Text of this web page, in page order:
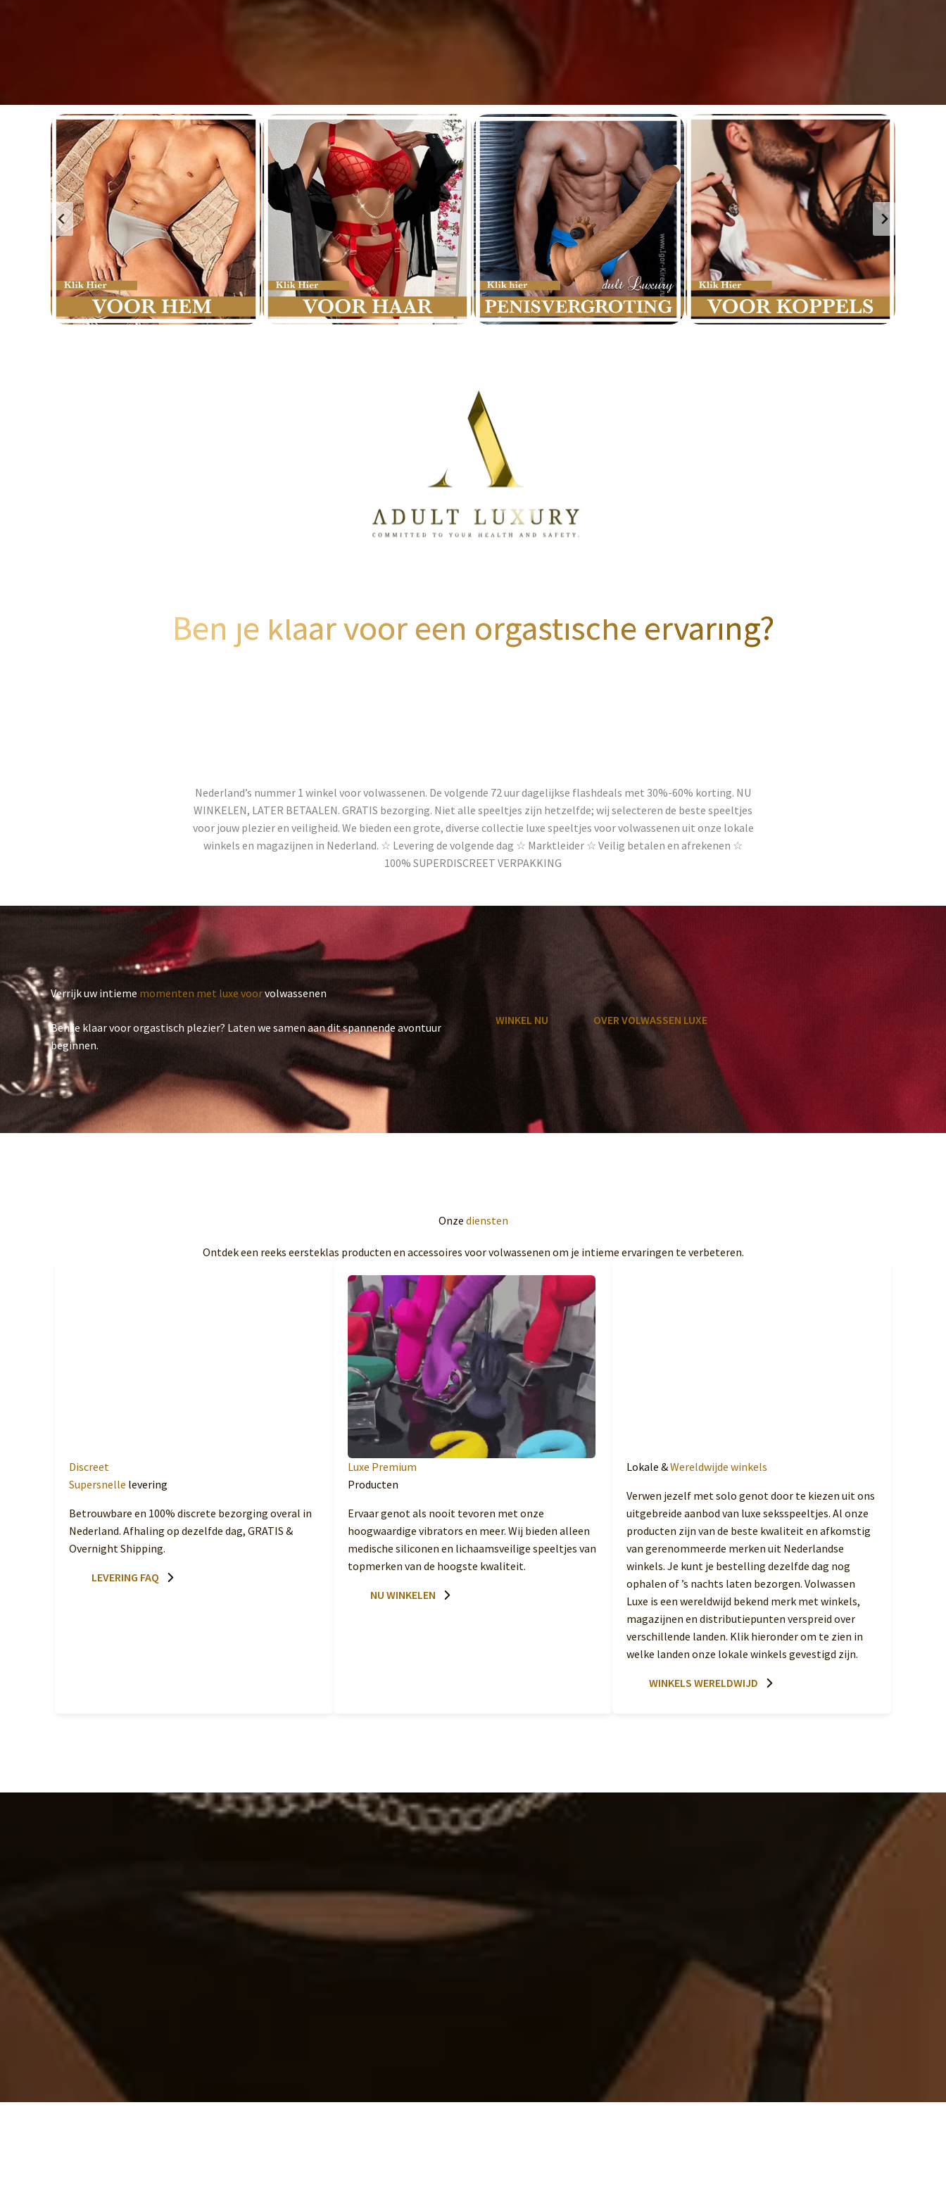
Ben je klaar voor een orgastische ervaring?
Nederland’s nummer 1 winkel voor volwassenen. De volgende 72 uur dagelijkse flashdeals met 30%-60% korting. NU
WINKELEN, LATER BETAALEN. GRATIS bezorging. Niet alle speeltjes zijn hetzelfde; wij selecteren de beste speeltjes
voor jouw plezier en veiligheid. We bieden een grote, diverse collectie luxe speeltjes voor volwassenen uit onze lokale
winkels en magazijnen in Nederland. ☆ Levering de volgende dag ☆ Marktleider ☆ Veilig betalen en afrekenen ☆
100% SUPERDISCREET VERPAKKING
Verrijk uw intieme momenten met luxe voorvolwassenen
Ben je klaar voor orgastisch plezier? Laten we samen aan dit spannende avontuur
beginnen.
WINKEL NU OVER VOLWASSEN LUXE
Onze diensten
Ontdek een reeks eersteklas producten en accessoires voor volwassenen om je intieme ervaringen te verbeteren.
Discreet
Supersnelle levering
Betrouwbare en 100% discrete bezorging overal in
Nederland. Afhaling op dezelfde dag, GRATIS &
Overnight Shipping.
LEVERING FAQ
Luxe Premium
Producten
Ervaar genot als nooit tevoren met onze
hoogwaardige vibrators en meer. Wij bieden alleen
medische siliconen en lichaamsveilige speeltjes van
topmerken van de hoogste kwaliteit.
NU WINKELEN
Lokale &Wereldwijde winkels
Verwen jezelf met solo genot door te kiezen uit ons
uitgebreide aanbod van luxe seksspeeltjes. Al onze
producten zijn van de beste kwaliteit en afkomstig
van gerenommeerde merken uit Nederlandse
winkels. Je kunt je bestelling dezelfde dag nog
ophalen of ’s nachts laten bezorgen. Volwassen
Luxe is een wereldwijd bekend merk met winkels,
magazijnen en distributiepunten verspreid over
verschillende landen. Klik hieronder om te zien in
welke landen onze lokale winkels gevestigd zijn.
WINKELS WERELDWIJD